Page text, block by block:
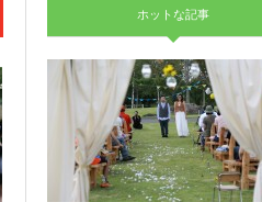
ホットな記事